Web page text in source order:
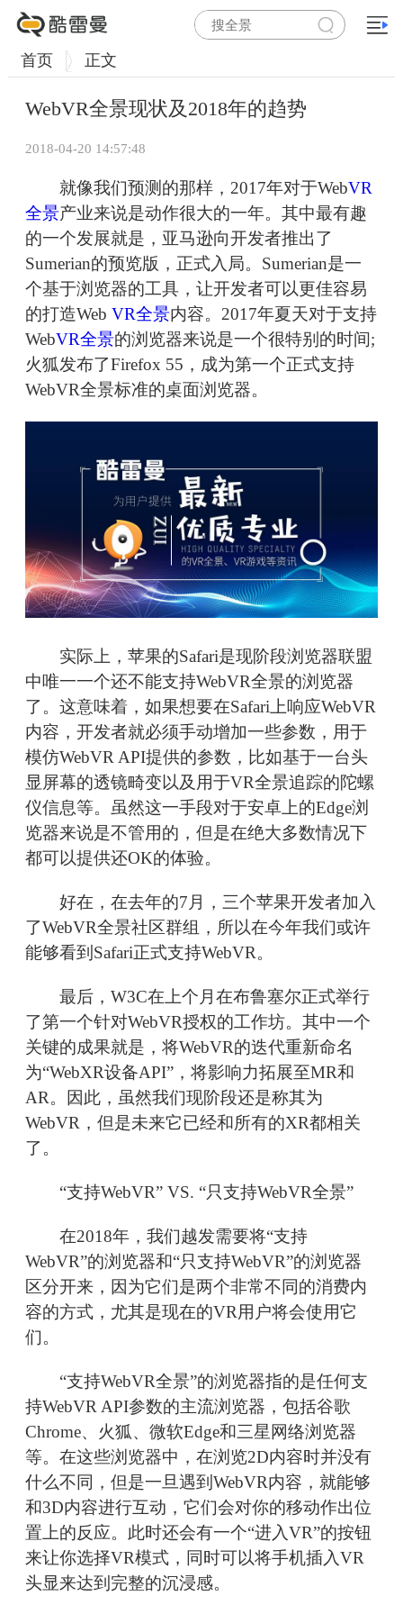
首页 正文
WebVR全景现状及2018年的趋势
2018-04-20 14:57:48
就像我们预测的那样，2017年对于WebVR
全景产业来说是动作很大的一年。其中最有趣
的一个发展就是，亚马逊向开发者推出了
Sumerian的预览版，正式入局。Sumerian是一
个基于浏览器的工具，让开发者可以更佳容易
的打造Web VR全景内容。2017年夏天对于支持
WebVR全景的浏览器来说是一个很特别的时间;
火狐发布了Firefox 55，成为第一个正式支持
WebVR全景标准的桌面浏览器。
实际上，苹果的Safari是现阶段浏览器联盟
中唯一一个还不能支持WebVR全景的浏览器
了。这意味着，如果想要在Safari上响应WebVR
内容，开发者就必须手动增加一些参数，用于
模仿WebVR API提供的参数，比如基于一台头
显屏幕的透镜畸变以及用于VR全景追踪的陀螺
仪信息等。虽然这一手段对于安卓上的Edge浏
览器来说是不管用的，但是在绝大多数情况下
都可以提供还OK的体验。
好在，在去年的7月，三个苹果开发者加入
了WebVR全景社区群组，所以在今年我们或许
能够看到Safari正式支持WebVR。
最后，W3C在上个月在布鲁塞尔正式举行
了第一个针对WebVR授权的工作坊。其中一个
关键的成果就是，将WebVR的迭代重新命名
为“WebXR设备API”，将影响力拓展至MR和
AR。因此，虽然我们现阶段还是称其为
WebVR，但是未来它已经和所有的XR都相关
了。
“支持WebVR” VS. “只支持WebVR全景”
在2018年，我们越发需要将“支持
WebVR”的浏览器和“只支持WebVR”的浏览器
区分开来，因为它们是两个非常不同的消费内
容的方式，尤其是现在的VR用户将会使用它
们。
“支持WebVR全景”的浏览器指的是任何支
持WebVR API参数的主流浏览器，包括谷歌
Chrome、火狐、微软Edge和三星网络浏览器
等。在这些浏览器中，在浏览2D内容时并没有
什么不同，但是一旦遇到WebVR内容，就能够
和3D内容进行互动，它们会对你的移动作出位
置上的反应。此时还会有一个“进入VR”的按钮
来让你选择VR模式，同时可以将手机插入VR
头显来达到完整的沉浸感。